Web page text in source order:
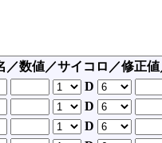
／数値／サイコロ／修正
D
D
D